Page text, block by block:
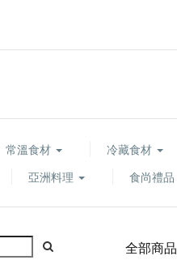
常溫食材 冷藏食材
亞洲料理
食尚禮品
全部商品